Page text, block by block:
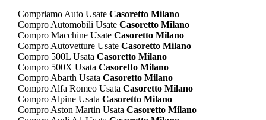
Compriamo Auto UsateCasoretto Milano
Compro Automobili UsateCasoretto Milano
Compro Macchine UsateCasoretto Milano
Compro Autovetture UsateCasoretto Milano
Compro 500L Usata Casoretto Milano
Compro 500X Usata Casoretto Milano
Compro Abarth Usata Casoretto Milano
Compro Alfa Romeo Usata Casoretto Milano
Compro Alpine Usata Casoretto Milano
Compro Aston Martin Usata Casoretto Milano